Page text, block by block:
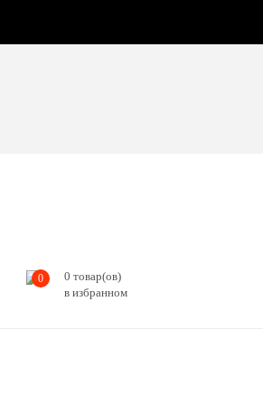
0 0 товар(ов)
в избранном